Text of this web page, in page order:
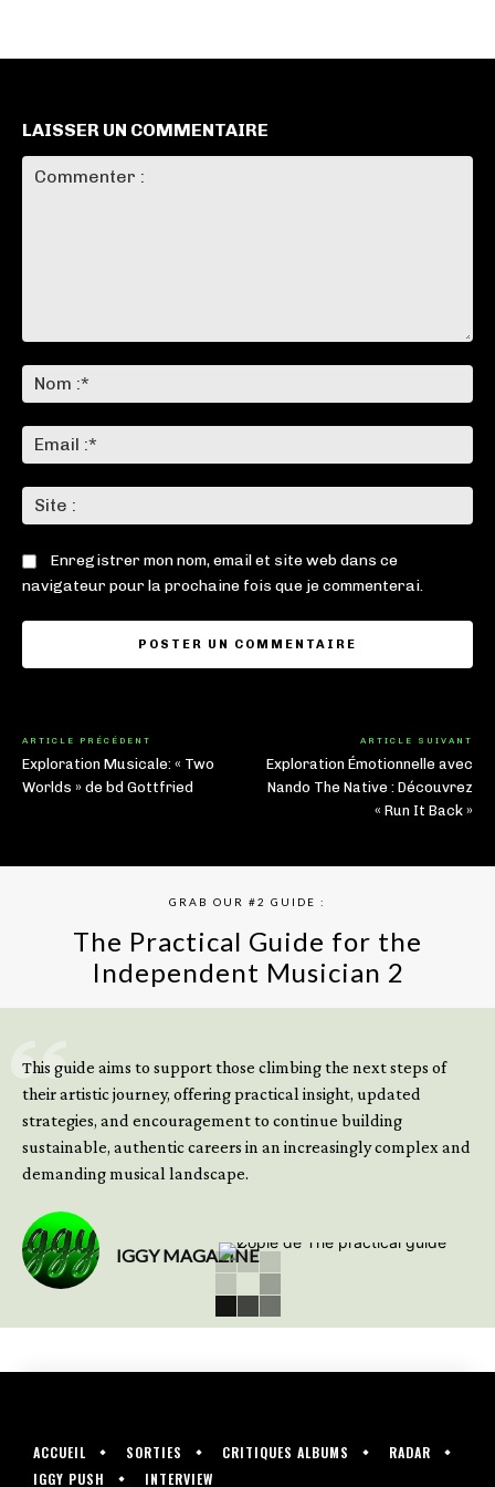
LAISSER UN COMMENTAIRE
:*
:*
:
Enregistrer mon nom, email et site web dans ce
navigateur pour la prochaine fois que je commenterai.
ARTICLE PRÉCÉDENT
Exploration Musicale: « Two
Worlds » de bd Gottfried
ARTICLE SUIVANT
Exploration Émotionnelle avec
Nando The Native : Découvrez
« Run It Back »
GRAB OUR #2 GUIDE :
The Practical Guide for the
Independent Musician 2
This guide aims to support those climbing the next steps of
their artistic journey, offering practical insight, updated
strategies, and encouragement to continue building
sustainable, authentic careers in an increasingly complex and
demanding musical landscape.
IGGY MAGAZINE
ACCUEIL SORTIES CRITIQUES ALBUMS
RADAR
IGGY PUSH
INTERVIEW